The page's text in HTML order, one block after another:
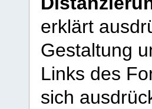
erklärt
Gestaltung
Links des
sich